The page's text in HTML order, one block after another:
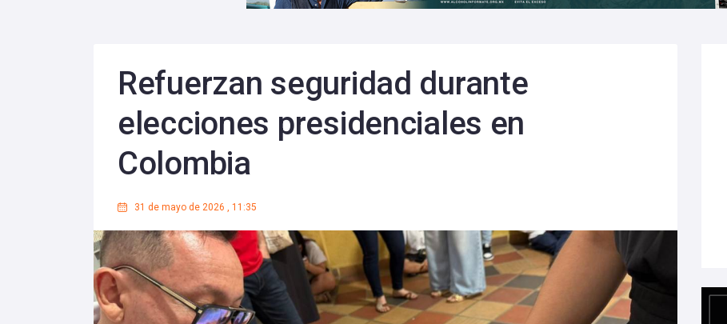
Refuerzan seguridad durante
elecciones presidenciales en
Colombia
31 de mayo de 2026 , 11:35